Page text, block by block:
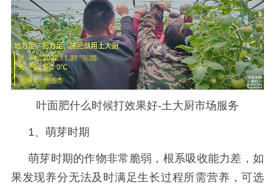
叶面肥什么时候打效果好-土大厨市场服务
1、萌芽时期
萌芽时期的作物非常脆弱，根系吸收能力差，如
果发现养分无法及时满足生长过程所需营养，可选